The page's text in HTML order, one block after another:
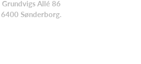
Grundvigs Allé 86
6400 Sønderborg.